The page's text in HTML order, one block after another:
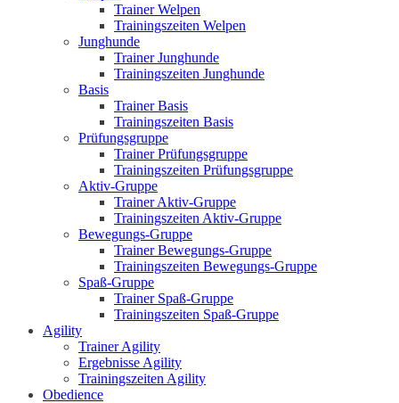
Trainer Welpen
Trainingszeiten Welpen
Junghunde
Trainer Junghunde
Trainingszeiten Junghunde
Basis
Trainer Basis
Trainingszeiten Basis
Prüfungsgruppe
Trainer Prüfungsgruppe
Trainingszeiten Prüfungsgruppe
Aktiv-Gruppe
Trainer Aktiv-Gruppe
Trainingszeiten Aktiv-Gruppe
Bewegungs-Gruppe
Trainer Bewegungs-Gruppe
Trainingszeiten Bewegungs-Gruppe
Spaß-Gruppe
Trainer Spaß-Gruppe
Trainingszeiten Spaß-Gruppe
Agility
Trainer Agility
Ergebnisse Agility
Trainingszeiten Agility
Obedience